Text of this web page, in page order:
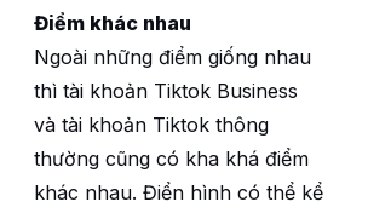
Điểm khác nhau
Ngoài những điểm giống nhau
thì tài khoản Tiktok Business
và tài khoản Tiktok thông
thường cũng có kha khá điểm
khác nhau. Điển hình có thể kể